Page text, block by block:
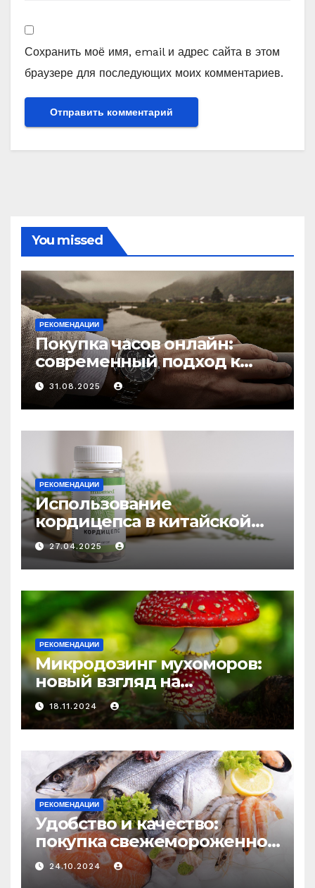
Сохранить моё имя, email и адрес сайта в этом
браузере для последующих моих комментариев.
You missed
РЕКОМЕНДАЦИИ
Покупка часов онлайн:
современный подход к
выбору аксессуаров
31.08.2025
РЕКОМЕНДАЦИИ
Использование
кордицепса в китайской
медицине: природное
средство против усталости
и истощения
27.04.2025
РЕКОМЕНДАЦИИ
Микродозинг мухоморов:
новый взгляд на
психоделику
18.11.2024
РЕКОМЕНДАЦИИ
Удобство и качество:
покупка свежемороженной
рыбы онлайн
24.10.2024